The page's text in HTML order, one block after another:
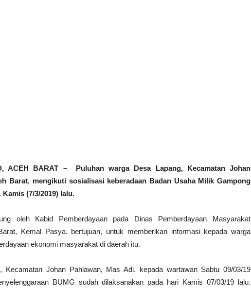
ACEH BARAT – Puluhan warga Desa Lapang, Kecamatan Johan
Barat, mengikuti sosialisasi keberadaan Badan Usaha Milik Gampong
(7/3/2019) lalu.
oleh Kabid Pemberdayaan pada Dinas Pemberdayaan Masyarakat
Kemal Pasya. bertujuan, untuk memberikan informasi kepada warga
ekonomi masyarakat di daerah itu.
Kecamatan Johan Pahlawan, Mas Adi. kepada wartawan Sabtu 09/03/19
BUMG sudah dilaksanakan pada hari Kamis 07/03/19 lalu.